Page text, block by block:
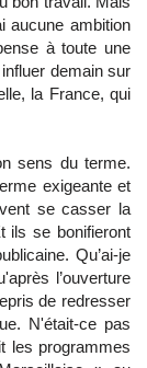
aucune ambition
à toute une
demain sur
la France, qui
sens du terme.
exigeante et
se casser la
ils se bonifieront
Qu’ai-je
l’ouverture
de redresser
N'était-ce pas
les programmes